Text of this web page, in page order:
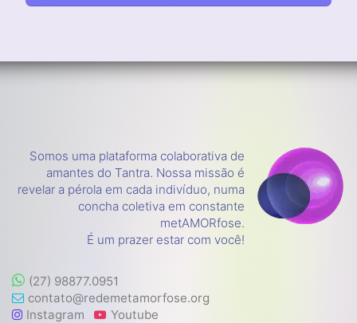
Somos uma plataforma colaborativa de
amantes do Tantra. Nossa missão é
revelar a pérola em cada indivíduo, numa
concha coletiva em constante
metAMORfose.
É um prazer estar com você!
(27) 98877.0951
contato@redemetamorfose.org
Instagram
Youtube